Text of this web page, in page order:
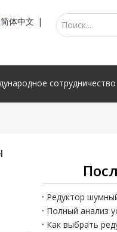
简体中文 |
сотрудничество